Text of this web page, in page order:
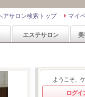
マイ
アサロン検索トップ
エステサロン
ようこそ、
ログイ